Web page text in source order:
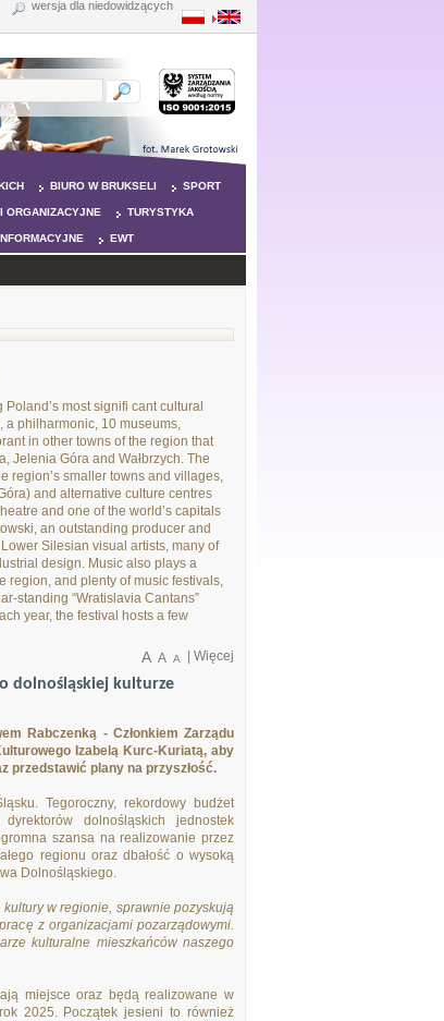
wersja dla niedowidzących
BIURO W BRUKSELI SPORT
ORGANIZACYJNE TURYSTYKA
EWT
most signifi cant cultural
a philharmonic, 10 museums,
in other towns of the region that
Jelenia Góra and Wałbrzych. The
region’s smaller towns and villages,
and alternative culture centres
and one of the world’s capitals
an outstanding producer and
Silesian visual artists, many of
design. Music also plays a
region, and plenty of music festivals,
standing “Wratislavia Cantans”
year, the festival hosts a few
Więcej
A A A
dolnośląskiej kulturze
Rabczenką - Członkiem Zarządu
Izabelą Kurc-Kuriatą, aby
przedstawić plany na przyszłość.
Tegoroczny, rekordowy budżet
dolnośląskich jednostek
szansa na realizowanie przez
regionu oraz dbałość o wysoką
Dolnośląskiego.
w regionie, sprawnie pozyskują
z organizacjami pozarządowymi.
kulturalne mieszkańców naszego
miejsce oraz będą realizowane w
2025. Początek jesieni to również